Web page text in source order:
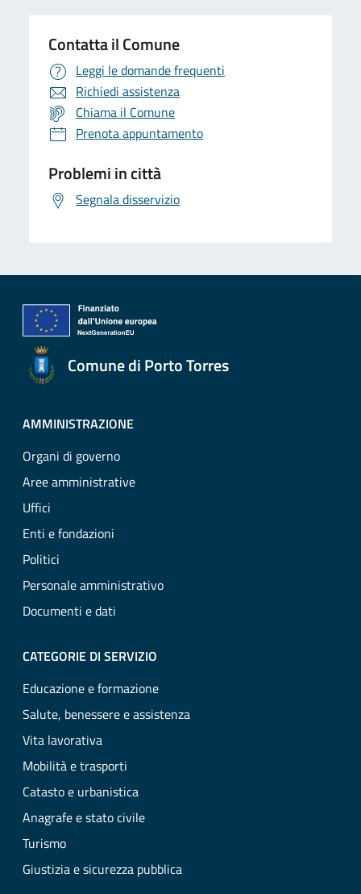
Contatta il Comune
Leggi le domande frequenti
Richiedi assistenza
Chiama il Comune
Prenota appuntamento
Problemi in città
Segnala disservizio
Comune di Porto Torres
AMMINISTRAZIONE
Organi di governo
Aree amministrative
Uffici
Enti e fondazioni
Politici
Personale amministrativo
Documenti e dati
CATEGORIE DI SERVIZIO
Educazione e formazione
Salute, benessere e assistenza
Vita lavorativa
Mobilità e trasporti
Catasto e urbanistica
Anagrafe e stato civile
Turismo
Giustizia e sicurezza pubblica